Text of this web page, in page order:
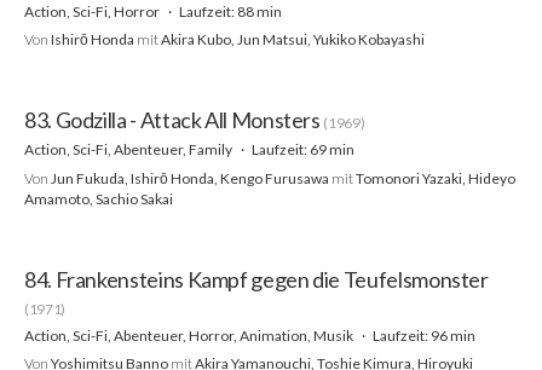
Action, Sci-Fi, Horror
Laufzeit: 88 min
Von Ishirō Honda mitAkira Kubo, Jun Matsui, Yukiko Kobayashi
83. Godzilla - Attack All Monsters (1969)
Action, Sci-Fi, Abenteuer, Family
Laufzeit: 69 min
Von Jun Fukuda, Ishirō Honda, Kengo Furusawa mitTomonori Yazaki, Hideyo
Amamoto, Sachio Sakai
84. Frankensteins Kampf gegen die Teufelsmonster
(1971)
Action, Sci-Fi, Abenteuer, Horror, Animation, Musik
Laufzeit: 96 min
Von Yoshimitsu Banno mitAkira Yamanouchi, Toshie Kimura, Hiroyuki